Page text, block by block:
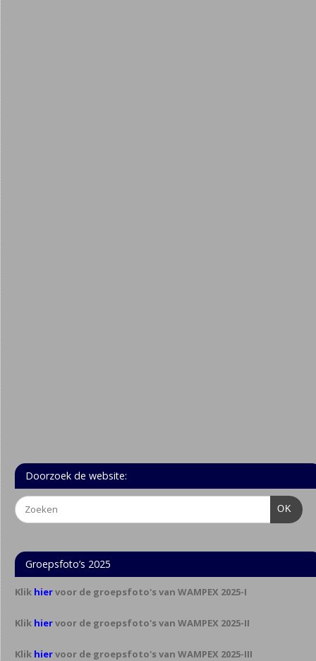
Doorzoek de website:
OK
Groepsfoto’s 2025
Klik hiervoor de groepsfoto's van WAMPEX 2025-I
Klik hiervoor de groepsfoto's van WAMPEX 2025-II
Klik hiervoor de groepsfoto's van WAMPEX 2025-III